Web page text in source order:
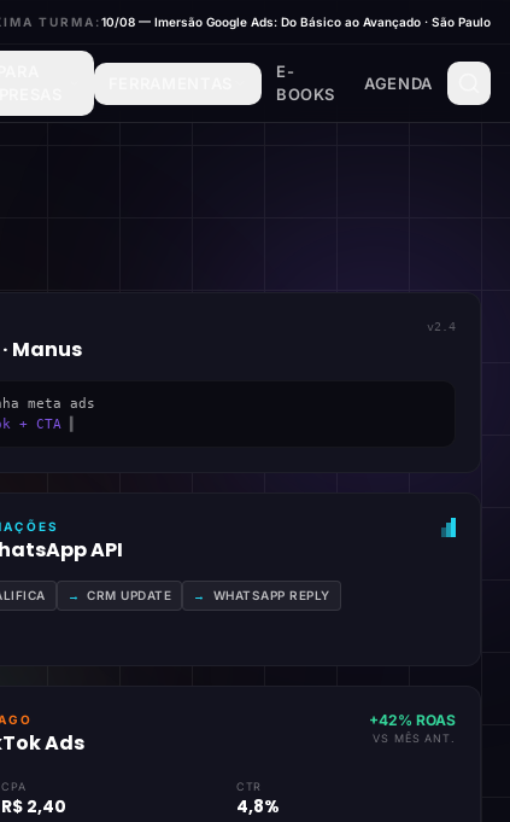
TURMA:10/08 — Imersão Google Ads: Do Básico ao Avançado · São Paulo
E-
BOOKS
AGENDA
Manus
v2.4
meta ads
+ CTA
API
→ CRM UPDATE → WHATSAPP REPLY
Ads
+42% ROAS
VS MÊS ANT.
CPA
R$ 2,40
CTR
4,8%